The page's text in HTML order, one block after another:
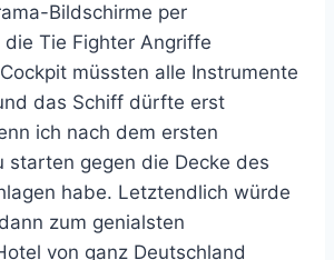
Bildschirme per
die Tie Fighter Angriffe
müssten alle Instrumente
das Schiff dürfte erst
ich nach dem ersten
starten gegen die Decke des
habe. Letztendlich würde
zum genialsten
von ganz Deutschland